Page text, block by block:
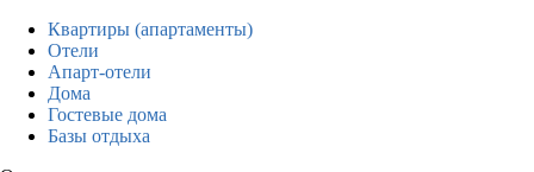
Квартиры (апартаменты)
Отели
Апарт-отели
Дома
Гостевые дома
Базы отдыха